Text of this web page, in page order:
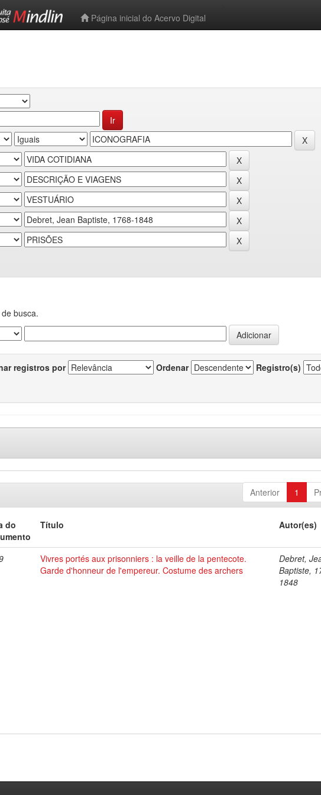
Página inicial do Acervo Digital
busca.
registros por Ordenar Registro(s)
Anterior 1
do
Título Autor(es)
Vivres portés aux prisonniers : la veille de la pentecote.
Garde d'honneur de l'empereur. Costume des archers
Debret,
Baptiste,
1848